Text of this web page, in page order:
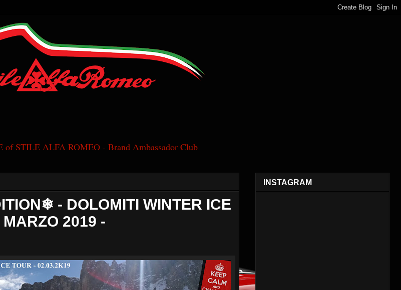
of STILE ALFA ROMEO - Brand Ambassador Club
- DOLOMITI WINTER ICE
2019 -
INSTAGRAM